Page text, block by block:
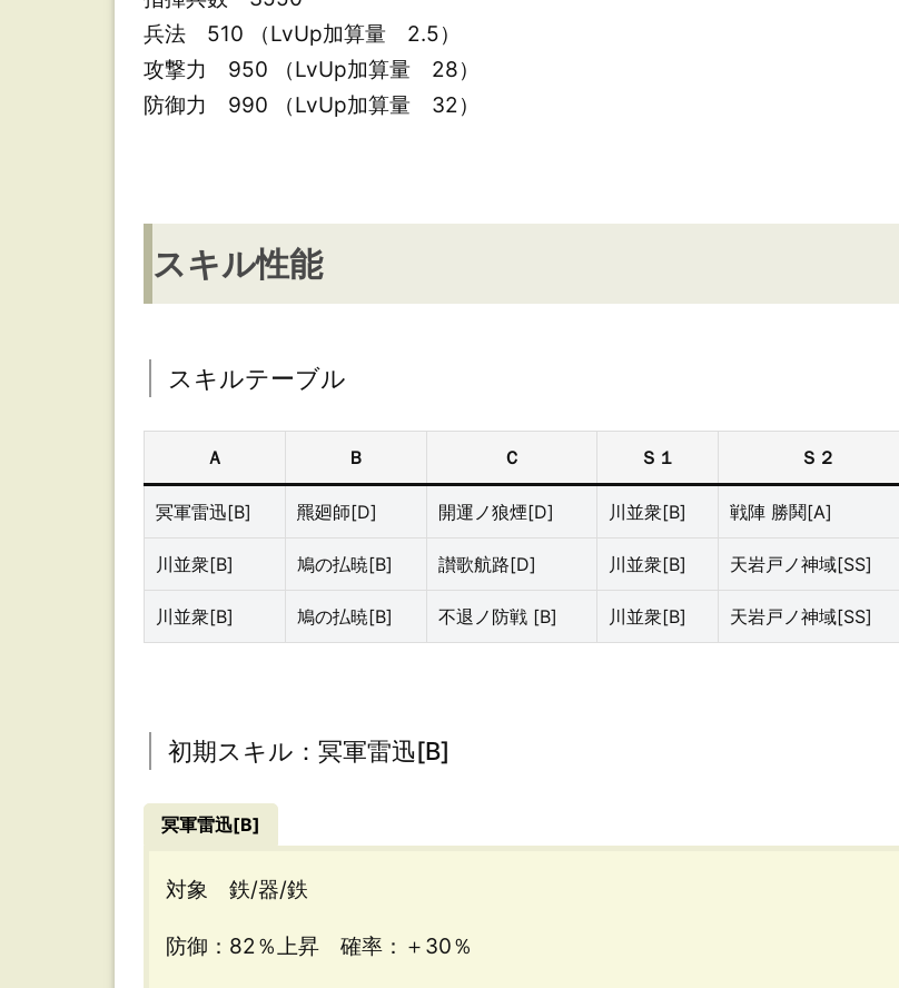
ル
期
ス
ル：
軍
雷
迅
[B]
用
岩
戸
ノ
神
兵法 510 （LvUp加算量 2.5）
攻撃力 950 （LvUp加算量 28）
防御力 990 （LvUp加算量 32）
スキル性能
スキルテーブル
Ａ Ｂ Ｃ Ｓ１ Ｓ２
冥軍雷迅[B] 羆廻師[D] 開運ノ狼煙[D] 川並衆[B] 戦陣 勝鬨[A]
川並衆[B] 鳩の払暁[B] 讃歌航路[D] 川並衆[B] 天岩戸ノ神域[SS]
川並衆[B] 鳩の払暁[B] 不退ノ防戦 [B] 川並衆[B] 天岩戸ノ神域[SS]
初期スキル：冥軍雷迅[B]
冥軍雷迅[B]
対象 鉄/器/鉄
防御：82％上昇 確率：＋30％